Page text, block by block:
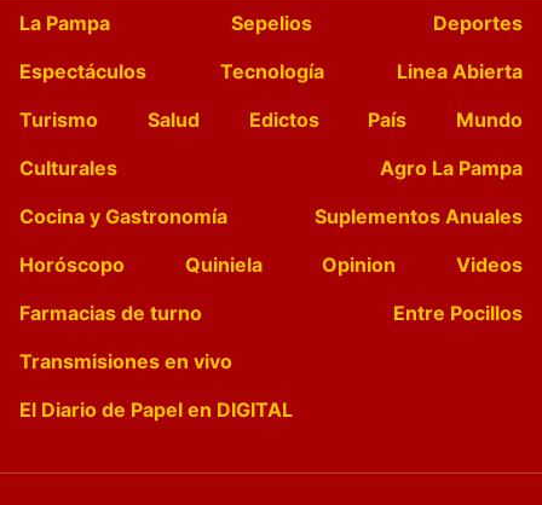
La Pampa Sepelios
Deportes
Espectáculos
Tecnología
Linea Abierta
Turismo
Salud Edictos País
Mundo
Culturales
Agro La Pampa
Cocina y Gastronomía
Suplementos Anuales
Horóscopo
Quiniela Opinion
Videos
Farmacias de turno
Entre Pocillos
Transmisiones en vivo
El Diario de Papel en DIGITAL